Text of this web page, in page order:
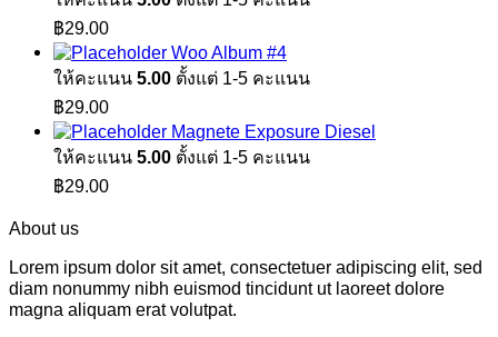
฿29.00
Woo Album #4
ให้คะแนน 5.00 ตั้งแต่ 1-5 คะแนน
฿29.00
Magnete Exposure Diesel
ให้คะแนน 5.00 ตั้งแต่ 1-5 คะแนน
฿29.00
About us
Lorem ipsum dolor sit amet, consectetuer adipiscing elit, sed
diam nonummy nibh euismod tincidunt ut laoreet dolore
magna aliquam erat volutpat.